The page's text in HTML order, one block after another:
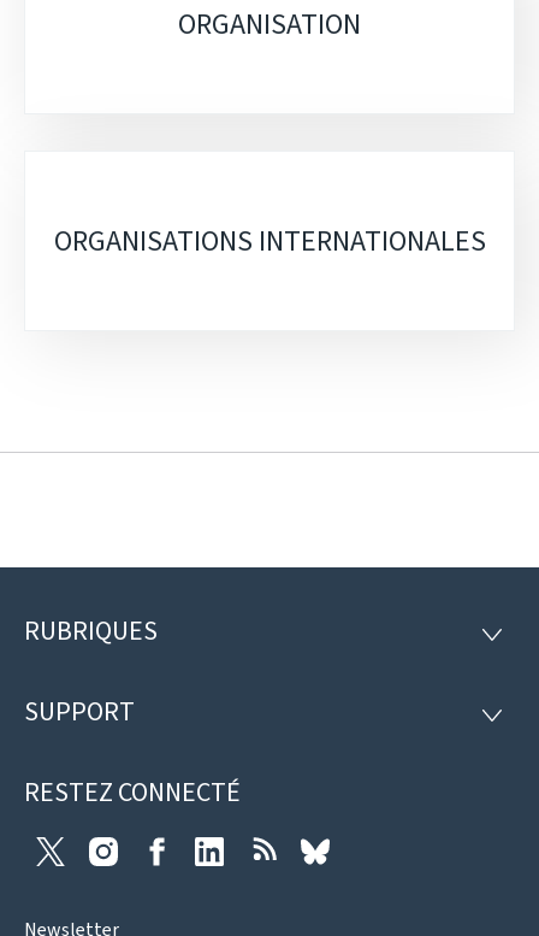
ORGANISATION
ORGANISATIONS INTERNATIONALES
Pied
page
RUBRIQUES
SUPPORT
RESTEZ CONNECTÉ
Twitter InstagramFacebookLinkedIn RSS
Newsletter